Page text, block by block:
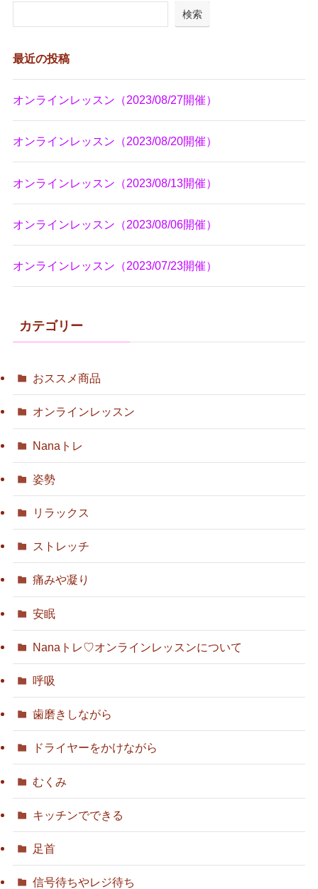
検索
最近の投稿
オンラインレッスン（2023/08/27開催）
オンラインレッスン（2023/08/20開催）
オンラインレッスン（2023/08/13開催）
オンラインレッスン（2023/08/06開催）
オンラインレッスン（2023/07/23開催）
カテゴリー
おススメ商品
オンラインレッスン
Nanaトレ
姿勢
リラックス
ストレッチ
痛みや凝り
安眠
Nanaトレ♡オンラインレッスンについて
呼吸
歯磨きしながら
ドライヤーをかけながら
むくみ
キッチンでできる
足首
信号待ちやレジ待ち